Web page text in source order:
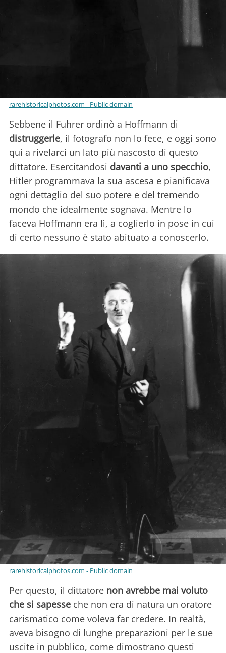
rarehistoricalphotos.com - Public domain
Sebbene il Fuhrer ordinò a Hoffmann di
distruggerle, il fotografo non lo fece, e oggi sono
qui a rivelarci un lato più nascosto di questo
dittatore. Esercitandosi davanti a uno specchio,
Hitler programmava la sua ascesa e pianificava
ogni dettaglio del suo potere e del tremendo
mondo che idealmente sognava. Mentre lo
faceva Hoffmann era lì, a coglierlo in pose in cui
di certo nessuno è stato abituato a conoscerlo.
rarehistoricalphotos.com - Public domain
Per questo, il dittatore non avrebbe mai voluto
che si sapesse che non era di natura un oratore
carismatico come voleva far credere. In realtà,
aveva bisogno di lunghe preparazioni per le sue
uscite in pubblico, come dimostrano questi